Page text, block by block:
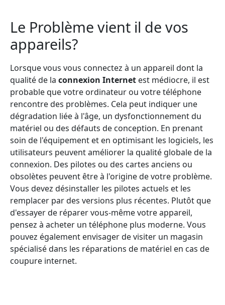
Le Problème vient il de vos
appareils?
Lorsque vous vous connectez à un appareil dont la
qualité de la connexion Internet est médiocre, il est
probable que votre ordinateur ou votre téléphone
rencontre des problèmes. Cela peut indiquer une
dégradation liée à l'âge, un dysfonctionnement du
matériel ou des défauts de conception. En prenant
soin de l'équipement et en optimisant les logiciels, les
utilisateurs peuvent améliorer la qualité globale de la
connexion. Des pilotes ou des cartes anciens ou
obsolètes peuvent être à l'origine de votre problème.
Vous devez désinstaller les pilotes actuels et les
remplacer par des versions plus récentes. Plutôt que
d'essayer de réparer vous-même votre appareil,
pensez à acheter un téléphone plus moderne. Vous
pouvez également envisager de visiter un magasin
spécialisé dans les réparations de matériel en cas de
coupure internet.